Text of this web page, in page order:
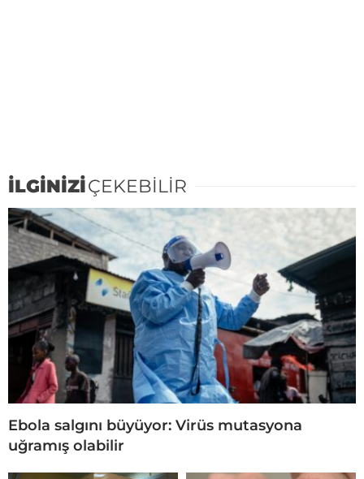
İLGİNİZİÇEKEBİLİR
Ebola salgını büyüyor: Virüs mutasyona
uğramış olabilir